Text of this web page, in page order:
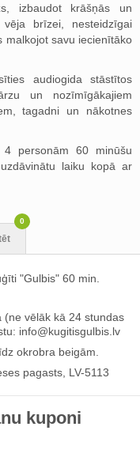
izbaudot krāšņās un
brīzei, nesteidzīgai
malkojot savu iecienītāko
audiogida stāstītos
un nozīmīgākajiem
tagadni un nākotnes
4 personām 60 minūšu
laiku kopā ar
0
"Gulbis" 60 min.
(ne vēlāk kā 24 stundas
info@kugitisgulbis.lv
okrobra beigām.
pagasts, LV-5113
kuponi